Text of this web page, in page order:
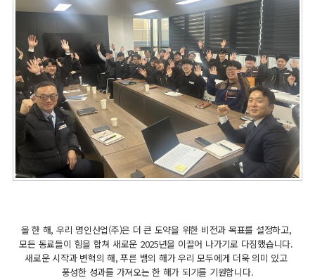
올 한 해, 우리 명인산업(주)은 더 큰 도약을 위한 비전과 목표를 설정하고,
모든 동료들이 힘을 합쳐 새로운 2025년을 이끌어 나가기로 다짐했습니다.
새로운 시작과 변혁의 해, 푸른 뱀의 해가 우리 모두에게 더욱 의미 있고
풍성한 성과를 가져오는 한 해가 되기를 기원합니다.